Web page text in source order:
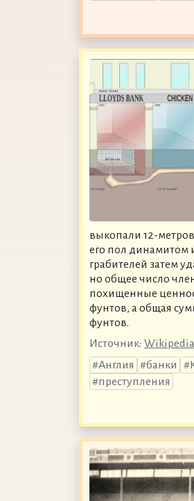
выкопали 12-
его пол динамитом
грабителей затем
но общее число
похищенные
фунтов, а общая
фунтов.
Источник:
Англия
банки
преступления